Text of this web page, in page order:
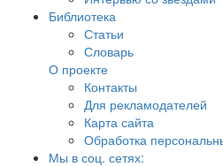
Библиотека
Статьи
Словарь
О проекте
Контакты
Для рекламодателей
Карта сайта
Обработка
Мы в соц. сетях: